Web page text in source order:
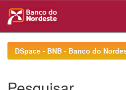
navigationDSpace - BNB - Banco do